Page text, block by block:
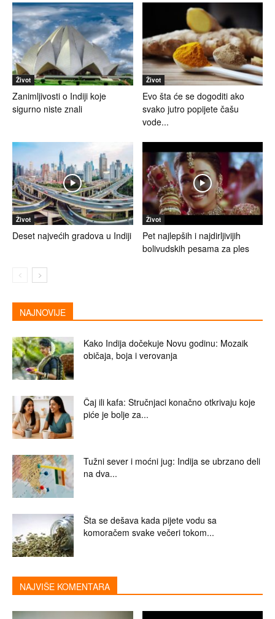
Život
Zanimljivosti o Indiji koje
sigurno niste znali
Život
Evo šta će se dogoditi ako
svako jutro popijete čašu
vode...
Život
Deset najvećih gradova u Indiji
Život
Pet najlepših i najdirljivijih
bolivudskih pesama za ples
NAJNOVIJE
Kako Indija dočekuje Novu godinu: Mozaik
običaja, boja i verovanja
Čaj ili kafa: Stručnjaci konačno otkrivaju koje
piće je bolje za...
Tužni sever i moćni jug: Indija se ubrzano deli
na dva...
Šta se dešava kada pijete vodu sa
komoračem svake večeri tokom...
NAJVIŠE KOMENTARA